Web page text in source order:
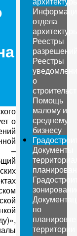
о
–
отдела
Реестры
Реестры
о
Помощь
малому и
среднему
бизнесу
Документы
по
планировке
территории